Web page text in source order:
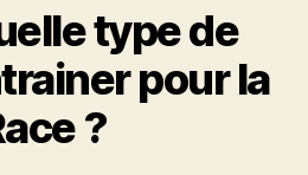
type de
pour la
?